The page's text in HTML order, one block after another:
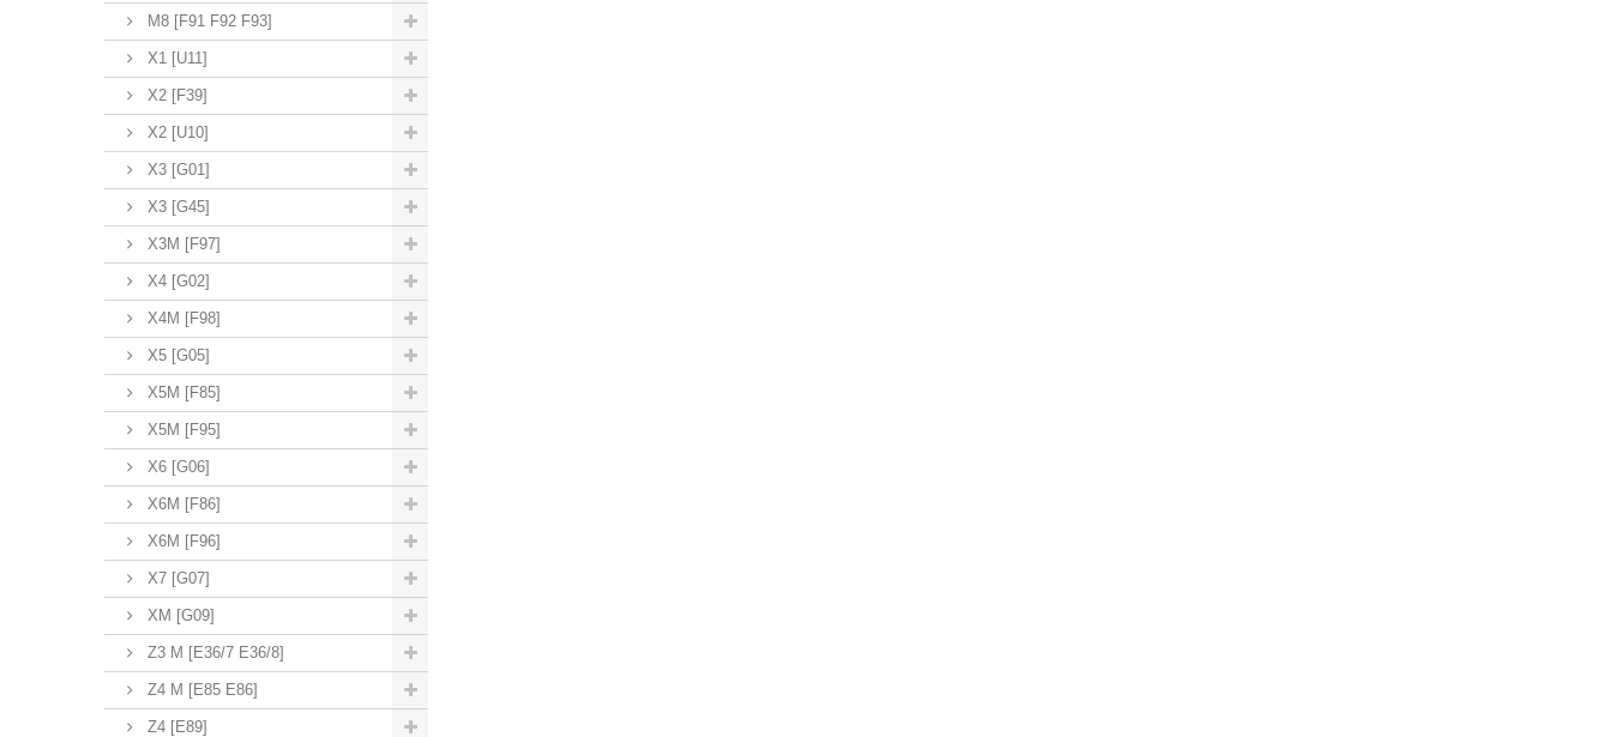
M8 [F91 F92 F93]
X1 [U11]
X2 [F39]
X2 [U10]
X3 [G01]
X3 [G45]
X3M [F97]
X4 [G02]
X4M [F98]
X5 [G05]
X5M [F85]
X5M [F95]
X6 [G06]
X6M [F86]
X6M [F96]
X7 [G07]
XM [G09]
Z3 M [E36/7 E36/8]
Z4 M [E85 E86]
Z4 [E89]